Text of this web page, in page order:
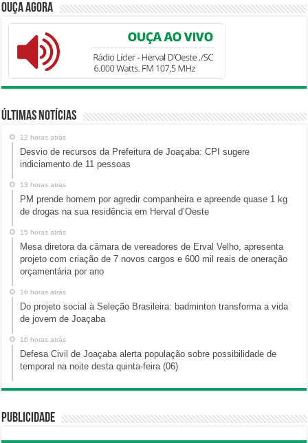
Ouça Agora
Últimas Notícias
12 horas atrás
Desvio de recursos da Prefeitura de Joaçaba: CPI sugere
indiciamento de 11 pessoas
13 horas atrás
PM prende homem por agredir companheira e apreende quase 1 kg
de drogas na sua residência em Herval d’Oeste
15 horas atrás
Mesa diretora da câmara de vereadores de Erval Velho, apresenta
projeto com criação de 7 novos cargos e 600 mil reais de oneração
orçamentária por ano
16 horas atrás
Do projeto social à Seleção Brasileira: badminton transforma a vida
de jovem de Joaçaba
16 horas atrás
Defesa Civil de Joaçaba alerta população sobre possibilidade de
temporal na noite desta quinta-feira (06)
Publicidade